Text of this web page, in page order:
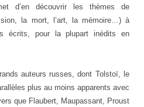
d’en découvrir les thèmes de
la mort, l’art, la mémoire…) à
écrits, pour la plupart inédits en
auteurs russes, dont Tolstoï, le
plus au moins apparents avec
que Flaubert, Maupassant, Proust